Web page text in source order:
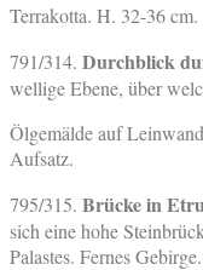
Terrakotta. H. 32-36 cm.
791/314. Durchblick
wellige Ebene, über
Ölgemälde auf
Aufsatz.
795/315. Brücke in
sich eine hohe
Palastes. Fernes Gebirge.